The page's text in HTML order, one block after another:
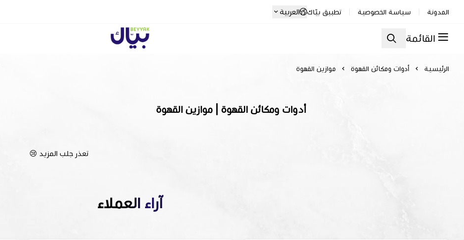
المدونة سياسة الخصوصية تطبيق بيّاك العربية
القائمة
Beyyak
الرئيسية أدوات ومكائن القهوة موازين القهوة
أدوات ومكائن القهوة | موازين القهوة
تعذر جلب المزيد 😢
آراء العملاء